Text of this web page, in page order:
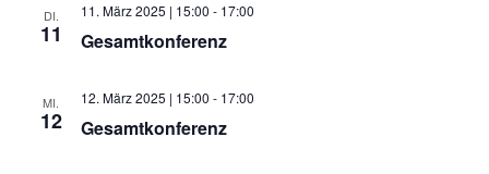
DI.
11 Gesamtkonferenz
11. März 2025 | 15:00 - 17:00
MI.
12 Gesamtkonferenz
12. März 2025 | 15:00 - 17:00